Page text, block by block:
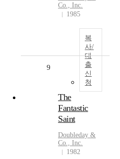
Co., Inc.
1985
복
사/
대
출
신
청
9
The
Fantastic
Saint
Doubleday &
Co., Inc.
1982